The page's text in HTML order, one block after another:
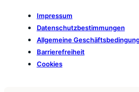
Impressum
Datenschutzbestimmungen
Allgemeine
Barrierefreiheit
Cookies